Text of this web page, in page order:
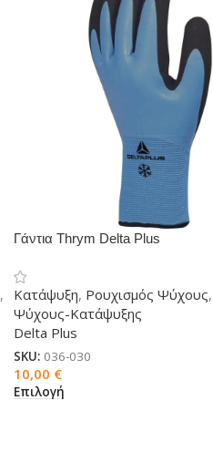
,
Γάντια Thrym Delta Plus
Κατάψυξη, Ρουχισμός Ψύχους,
Ψύχους-Κατάψυξης
Delta Plus
SKU: 036-030
10,00 €
Επιλογή